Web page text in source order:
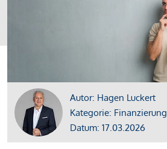
Autor: Hagen Luckert
Kategorie: Finanzierung
Datum: 17.03.2026